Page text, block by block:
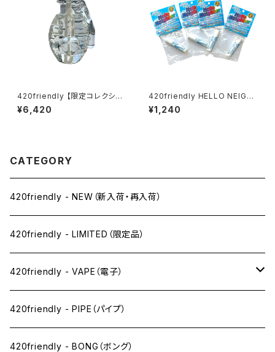
420friendly 【限定コレクショ
ン】EG Glass Grenade Hand
pipe — 手榴弾 パイプ
¥6,420
420friendly HELLO NEIGH
BOR 携帯エアフレッシュナー／
ポータブル消臭スティック（全6
¥1,240
CATEGORY
420friendly - NEW（新入荷・再入荷）
420friendly - LIMITED（限定品）
420friendly - VAPE（電子）
ペン下
ニコパフ系
420friendly - PIPE（パイプ）
420friendly - BONG（ボング）